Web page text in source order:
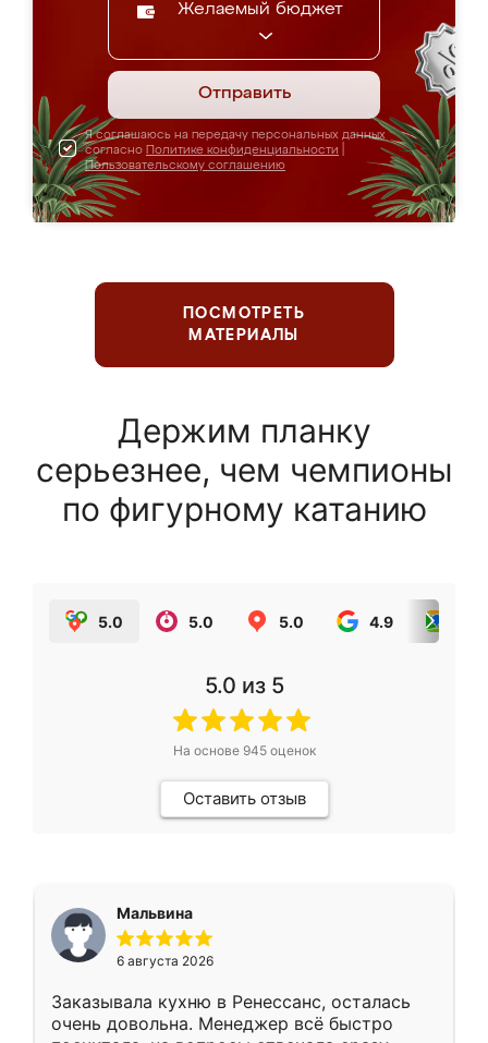
Желаемый бюджет
Отправить
Я соглашаюсь на передачу персональных данных
согласно Политике конфиденциальности
Пользовательскому соглашению
ПОСМОТРЕТЬ
МАТЕРИАЛЫ
Держим планку
серьезнее, чем чемпионы
по фигурному катанию
5.0 5.0 5.0 4.9
5.0 из 5
На основе 945оценок
Оставить отзыв
Мальвина
6 августа 2026
Заказывала кухню в Ренессанс, осталась
очень довольна. Менеджер всё быстро